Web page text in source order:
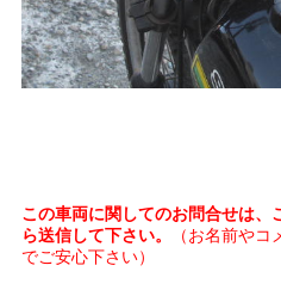
この車両に関してのお問合せは、
ら送信して下さい。
（お名前や
でご安心下さい）